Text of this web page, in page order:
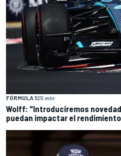
FÓRMULA 125 min
Wolff: "Introduciremos
puedan impactar el